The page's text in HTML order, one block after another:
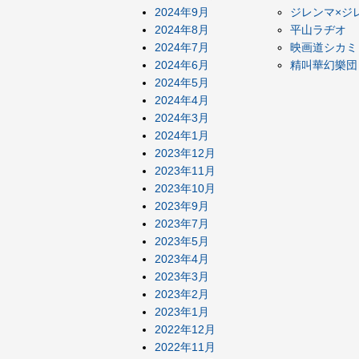
2024年9月
2024年8月
2024年7月
2024年6月
2024年5月
2024年4月
2024年3月
2024年1月
2023年12月
2023年11月
2023年10月
2023年9月
2023年7月
2023年5月
2023年4月
2023年3月
2023年2月
2023年1月
2022年12月
2022年11月
ジレンマ×ジ
平山ラヂオ
映画道シカ
精叫華幻樂団